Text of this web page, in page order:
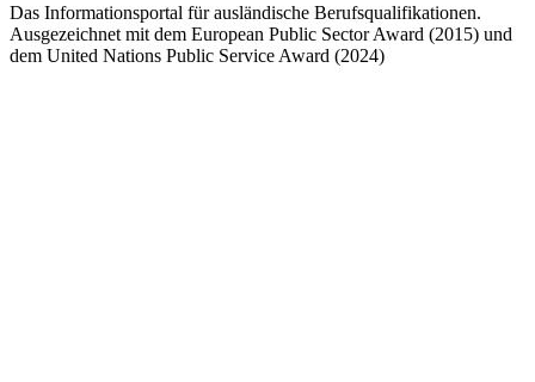
Das Informationsportal für ausländische Berufsqualifikationen.
Ausgezeichnet mit dem European Public Sector Award (2015) und
dem United Nations Public Service Award (2024)